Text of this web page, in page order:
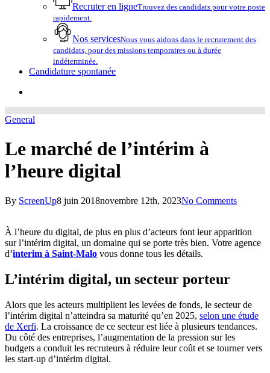
Recruter en ligneTrouvez des candidats pour votre poste
rapidement.
Nos servicesNous vous aidons dans le recrutement des
candidats, pour des missions temporaires ou à durée
indéterminée.
Candidature spontanée
General
Le marché de l’intérim à
l’heure digital
By ScreenUp8 juin 2018novembre 12th, 2023No Comments
À l’heure du digital, de plus en plus d’acteurs font leur apparition
sur l’intérim digital, un domaine qui se porte très bien. Votre agence
d’interim à Saint-Malo vous donne tous les détails.
L’intérim digital, un secteur porteur
Alors que les acteurs multiplient les levées de fonds, le secteur de
l’intérim digital n’atteindra sa maturité qu’en 2025, selon une étude
de Xerfi. La croissance de ce secteur est liée à plusieurs tendances.
Du côté des entreprises, l’augmentation de la pression sur les
budgets a conduit les recruteurs à réduire leur coût et se tourner vers
les start-up d’intérim digital.